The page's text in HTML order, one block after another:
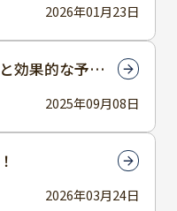
2026年01月23日
2025年09月08日
効果的な予防
2026年03月24日